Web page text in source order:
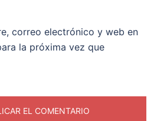
correo electrónico y web en
la próxima vez que